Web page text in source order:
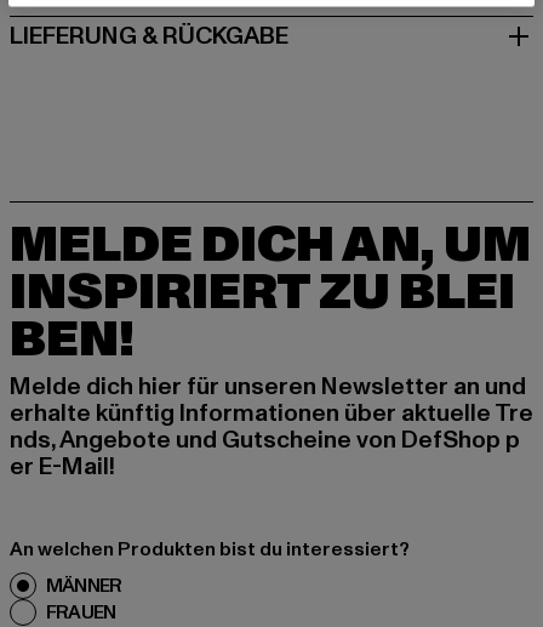
LIEFERUNG & RÜCKGABE
MELDE DICH AN, UM
INSPIRIERT ZU BLEI
BEN!
Melde dich hier für unseren Newsletter an und
erhalte künftig Informationen über aktuelle Tre
nds, Angebote und Gutscheine von DefShop p
er E-Mail!
An welchen Produkten bist du interessiert?
MÄNNER
FRAUEN